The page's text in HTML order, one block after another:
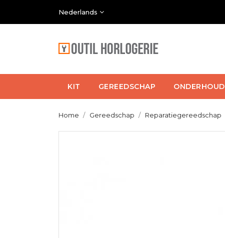
Nederlands
KIT GEREEDSCHAP ONDERHOUD
Home Gereedschap Reparatiegereedschap